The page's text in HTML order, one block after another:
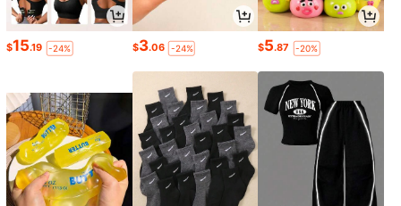
$15.19 -24% $3.06 -24% $5.87 -20%